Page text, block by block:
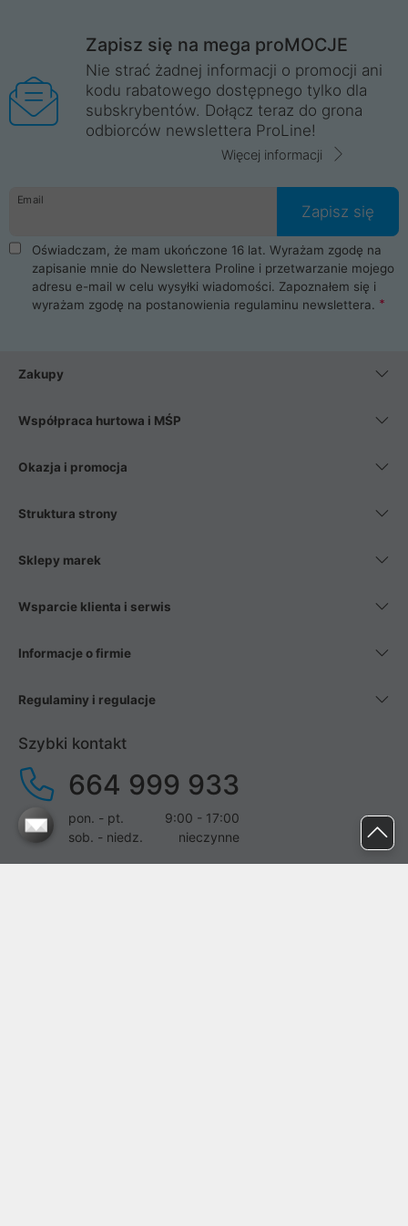
Zapisz się na mega proMOCJE
Nie strać żadnej informacji o promocji ani
kodu rabatowego dostępnego tylko dla
subskrybentów. Dołącz teraz do grona
odbiorców newslettera ProLine!
Więcej informacji
Email
Zapisz się
Oświadczam, że mam ukończone 16 lat. Wyrażam zgodę na
zapisanie mnie do Newslettera Proline i przetwarzanie mojego
adresu e-mail w celu wysyłki wiadomości. Zapoznałem się i
wyrażam zgodę na postanowienia regulaminu newslettera.
Zakupy
Współpraca hurtowa i MŚP
Okazja i promocja
Struktura strony
Sklepy marek
Wsparcie klienta i serwis
Informacje o firmie
Regulaminy i regulacje
Szybki kontakt
664 999 933
pon. - pt.
9:00 - 17:00
sob. - niedz.
nieczynne